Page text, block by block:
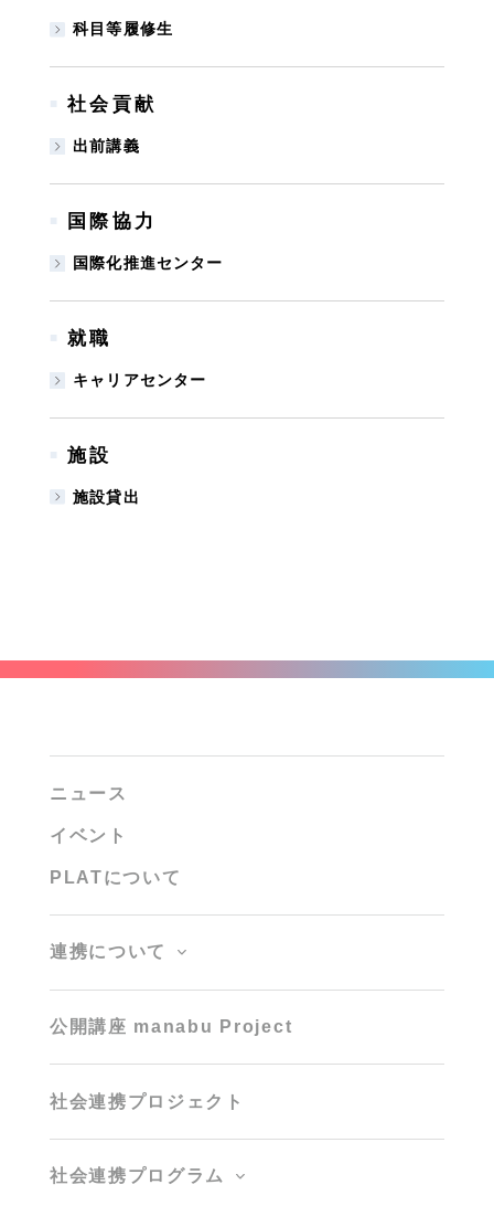
科目等履修生
社会貢献
出前講義
国際協力
国際化推進センター
就職
キャリアセンター
施設
施設貸出
ニュース
イベント
PLATについて
連携について
公開講座 manabu Project
社会連携プロジェクト
社会連携プログラム